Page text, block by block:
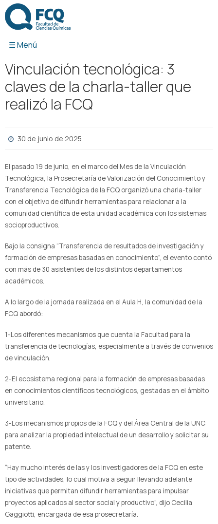
contenido
Vinculación tecnológica: 3
claves de la charla-taller que
realizó la FCQ
30 de junio de 2025
El pasado 19 de junio, en el marco del Mes de la Vinculación
Tecnológica, la Prosecretaría de Valorización del Conocimiento y
Transferencia Tecnológica de la FCQ organizó una charla-taller
con el objetivo de difundir herramientas para relacionar a la
comunidad científica de esta unidad académica con los sistemas
socioproductivos.
Bajo la consigna “Transferencia de resultados de investigación y
formación de empresas basadas en conocimiento”, el evento contó
con más de 30 asistentes de los distintos departamentos
académicos.
A lo largo de la jornada realizada en el Aula H, la comunidad de la
FCQ abordó:
1-Los diferentes mecanismos que cuenta la Facultad para la
transferencia de tecnologías, especialmente a través de convenios
de vinculación.
2-El ecosistema regional para la formación de empresas basadas
en conocimientos científicos tecnológicos, gestadas en el ámbito
universitario.
3-Los mecanismos propios de la FCQ y del Área Central de la UNC
para analizar la propiedad intelectual de un desarrollo y solicitar su
patente.
“Hay mucho interés de las y los investigadores de la FCQ en este
tipo de actividades, lo cual motiva a seguir llevando adelante
iniciativas que permitan difundir herramientas para impulsar
proyectos aplicados al sector social y productivo”, dijo Cecilia
Gaggiotti, encargada de esa prosecretaría.